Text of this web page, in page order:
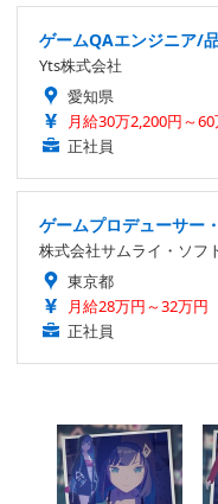
ゲームQAエンジニア/
Yts株式会社
愛知県
月給30万2,200円～
正社員
ゲームプロデューサー
株式会社サムライ・ソフ
東京都
月給28万円～32万円
正社員